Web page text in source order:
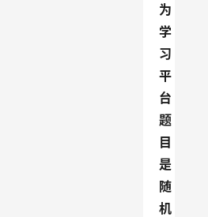
为
学
习
平
台
题
目
是
随
机